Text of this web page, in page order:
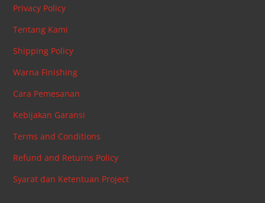
Privacy Policy
Tentang Kami
Shipping Policy
Warna Finishing
Cara Pemesanan
Kebijakan Garansi
Terms and Conditions
Refund and Returns Policy
Syarat dan Ketentuan Project